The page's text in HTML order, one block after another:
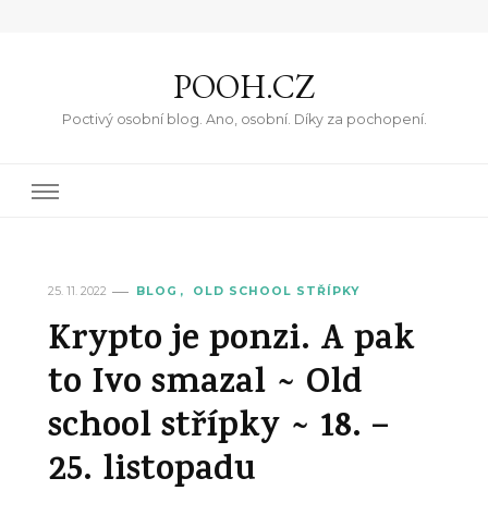
POOH.CZ
Poctivý osobní blog. Ano, osobní. Díky za pochopení.
25. 11. 2022 BLOG OLD SCHOOL STŘÍPKY
Krypto je ponzi. A pak
to Ivo smazal ~ Old
school střípky ~ 18. –
25. listopadu